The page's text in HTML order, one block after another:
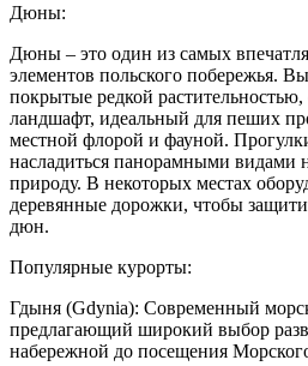
Дюны:
Дюны – это один из самых
элементов польского побережья.
покрытые редкой
ландшафт, идеальный для пеших
местной флорой и фауной.
насладиться панорамными
природу. В некоторых местах
деревянные дорожки, чтобы
дюн.
Популярные курорты:
Гдыня (Gdynia): Современный
предлагающий широкий выбор
набережной до посещения